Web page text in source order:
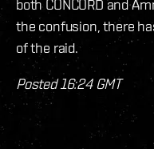
both CONCORD and
the confusion, there
of the raid.
Posted 16:24 GMT